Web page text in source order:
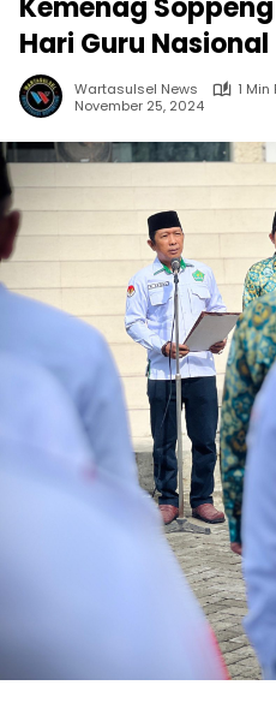
Kemenag
Hari Guru Nasional
Wartasulsel News
1 Min
November 25, 2024